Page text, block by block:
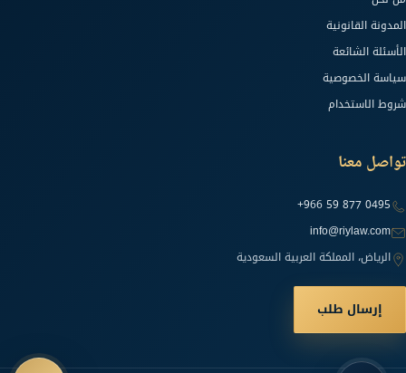
المدونة القانونية
الأسئلة الشائعة
سياسة الخصوصية
شروط الاستخدام
تواصل معنا
+966 59 877 0495
info@riylaw.com
الرياض، المملكة العربية السعودية
إرسال طلب